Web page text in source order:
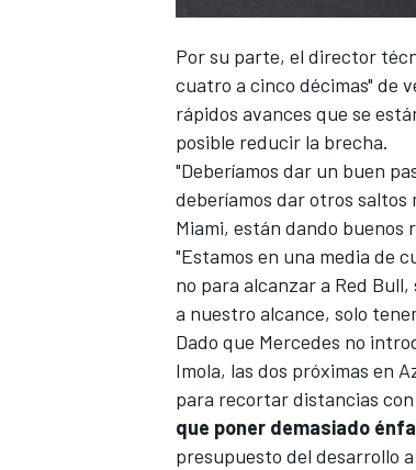
Por su parte, el director
cuatro a cinco décimas" de
rápidos avances que se
posible reducir la brecha.
"Deberíamos dar un buen
deberíamos dar otros saltos
Miami, están dando buenos
"Estamos en una media de
no para alcanzar a Red
a nuestro alcance, solo
Dado que Mercedes no
Imola, las dos próximas en
para recortar distancias
que poner demasiado
presupuesto del desarrollo